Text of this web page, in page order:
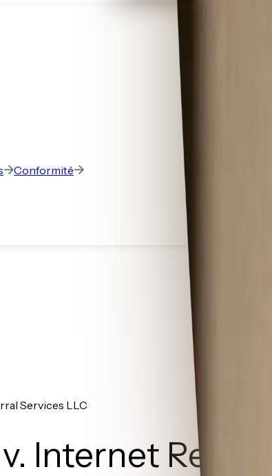
Conformité
Services LLC
Internet